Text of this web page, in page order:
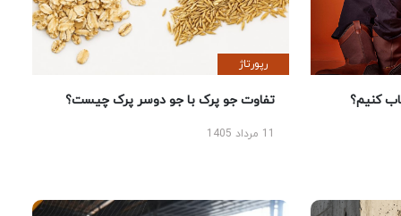
کنیم؟
رپورتاژ
تفاوت جو پرک با جو دوسر پرک چیست؟